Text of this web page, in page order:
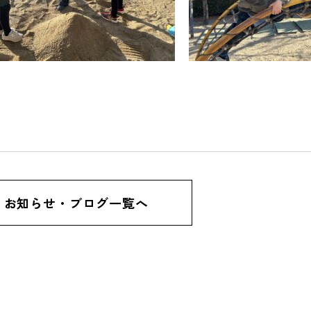
お知らせ・ブログ一覧へ